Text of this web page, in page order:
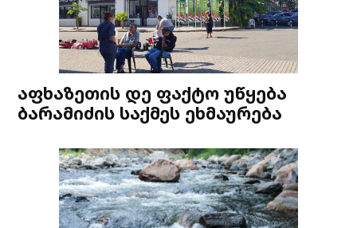
აფხაზეთის დე ფაქტო უწყება
ბარამიძის საქმეს ეხმაურება